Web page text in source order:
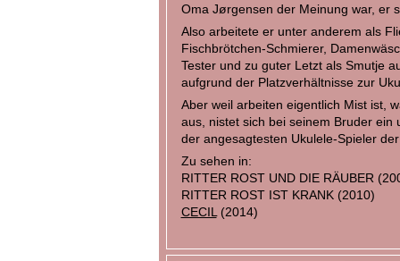
Oma Jørgensen der Meinung war, er
Also arbeitete er unter anderem als
Fischbrötchen-Schmierer,
Tester und zu guter Letzt als Smutje
aufgrund der Platzverhältnisse zur
Aber weil arbeiten eigentlich Mist ist,
aus, nistet sich bei seinem Bruder
der angesagtesten Ukulele-Spieler
Zu sehen in:
RITTER ROST UND DIE RÄUBER
RITTER ROST IST KRANK (2010)
CECIL (2014)